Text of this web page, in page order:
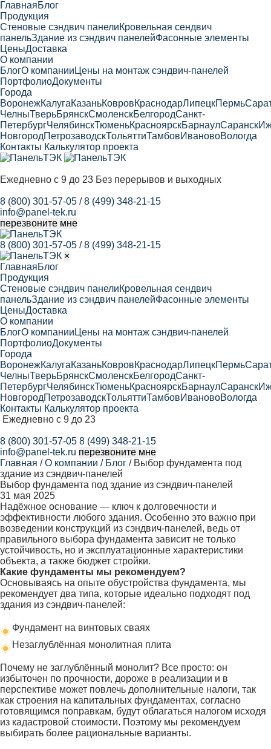
ГлавнаяБлог
Продукция
Cтеновые сэндвич панелиКровельная сендвич
панельЗдание из сэндвич панелейФасонные элементы
ЦеныДоставка
О компании
БлогО компании Цены на монтаж сэндвич-панелей
ПортфолиоДокументы
Города
ВоронежКалугаКазаньКовровКраснодарЛипецкПермь
ЧелныТверьБрянскСмоленскБелгородСанкт-
ПетербургЧелябинскТюменьКрасноярскБарнаулСаранск
НовгородПетрозаводскТольяттиТамбовИвановоВологда
Контакты Калькулятор проекта
Ежедневно с 9 до 23 Без перерывов и выходных
8 (800) 301-57-05 / 8 (499) 348-21-15
info@panel-tek.ru
перезвоните мне
8 (800) 301-57-05 / 8 (499) 348-21-15
×
ГлавнаяБлог
Продукция
Cтеновые сэндвич панелиКровельная сендвич
панельЗдание из сэндвич панелейФасонные элементы
ЦеныДоставка
О компании
БлогО компании Цены на монтаж сэндвич-панелей
ПортфолиоДокументы
Города
ВоронежКалугаКазаньКовровКраснодарЛипецкПермь
ЧелныТверьБрянскСмоленскБелгородСанкт-
ПетербургЧелябинскТюменьКрасноярскБарнаулСаранск
НовгородПетрозаводскТольяттиТамбовИвановоВологда
Контакты Калькулятор проекта
Ежедневно с 9 до 23
8 (800) 301-57-05 8 (499) 348-21-15
info@panel-tek.ru перезвоните мне
Главная / О компании / Блог / Выбор фундамента под
здание из сэндвич-панелей
Выбор фундамента под здание из сэндвич-панелей
31 мая 2025
Надёжное основание — ключ к долговечности и
эффективности любого здания. Особенно это важно при
возведении конструкций из сэндвич-панелей, ведь от
правильного выбора фундамента зависит не только
устойчивость, но и эксплуатационные характеристики
объекта, а также бюджет стройки.
Какие фундаменты мы рекомендуем?
Основываясь на опыте обустройства фундамента, мы
рекомендует два типа, которые идеально подходят под
здания из сэндвич-панелей:
Фундамент на винтовых сваях
Незаглублённая монолитная плита
Почему не заглублённый монолит? Все просто: он
избыточен по прочности, дороже в реализации и в
перспективе может повлечь дополнительные налоги, так
как строения на капитальных фундаментах, согласно
готовящимся поправкам, будут облагаться налогом исходя
из кадастровой стоимости. Поэтому мы рекомендуем
выбирать более рациональные варианты.